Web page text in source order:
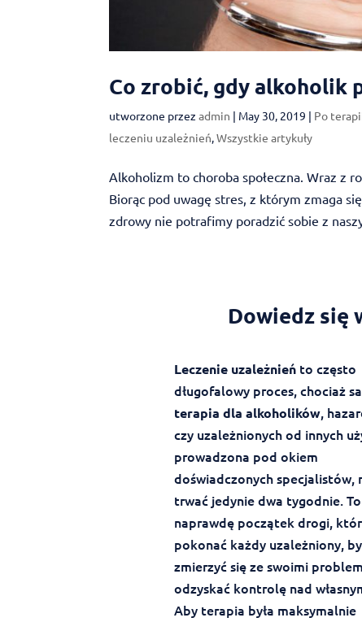
Co zrobić, gdy alkoholik
utworzone przezadmin | May 30, 2019 | Po
leczeniu uzależnień,Wszystkie artykuły
Alkoholizm to choroba społeczna. Wraz z
Biorąc pod uwagę stres, z którym zmaga
zdrowy nie potrafimy poradzić sobie z
Dowiedz się
Leczenie uzależnieńto często
długofalowy proces, chociaż
terapia dla alkoholików,
czy uzależnionych od innych
prowadzona pod okiem
doświadczonych specjalistów,
trwać jedynie dwa tygodnie.
naprawdę początek drogi,
pokonać każdy uzależniony, by
zmierzyć się ze swoimi
odzyskać kontrolę nad
Aby terapia była maksymalnie